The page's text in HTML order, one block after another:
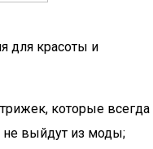
для красоты и
которые всегда
не выйдут из моды;